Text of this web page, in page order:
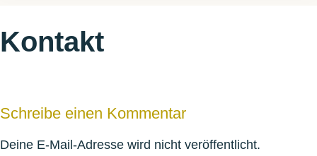
Kontakt
Schreibe einen Kommentar
Deine E-Mail-Adresse wird nicht veröffentlicht.